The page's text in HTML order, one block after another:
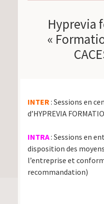
Hyprevia
«
INTER: Sessions en
d’HYPREVIA
INTRA: Sessions en
disposition des
l’entreprise et
recommandation)